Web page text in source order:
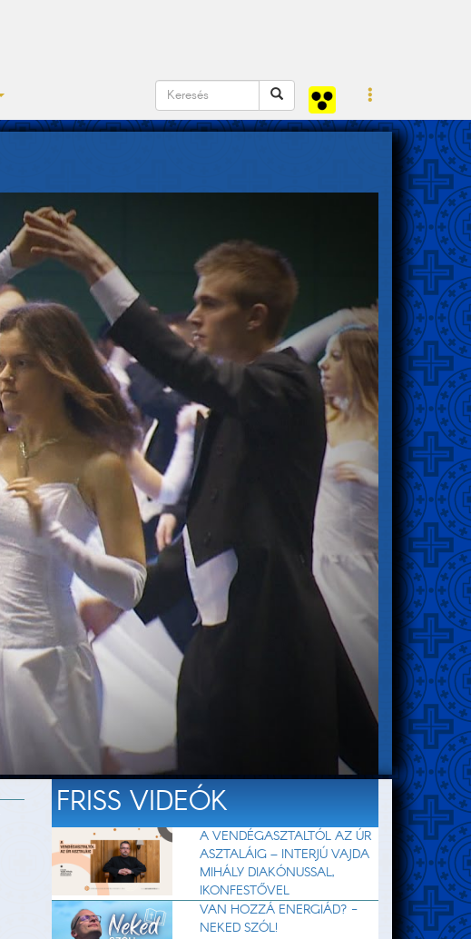
FRISS VIDEÓK
A VENDÉGASZTALTÓL AZ ÚR
ASZTALÁIG – INTERJÚ VAJDA
MIHÁLY DIAKÓNUSSAL,
IKONFESTŐVEL
VAN HOZZÁ ENERGIÁD? -
NEKED SZÓL!